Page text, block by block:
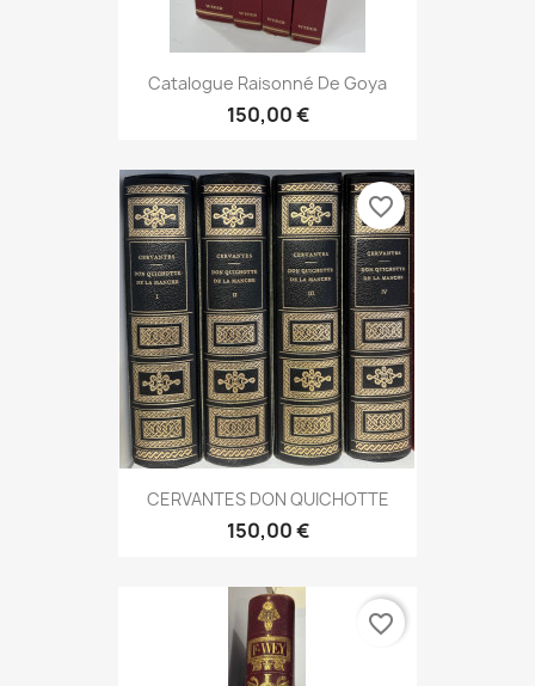
Catalogue Raisonné De Goya
150,00 €
CERVANTES DON QUICHOTTE
150,00 €
favorite_border
favorite_border